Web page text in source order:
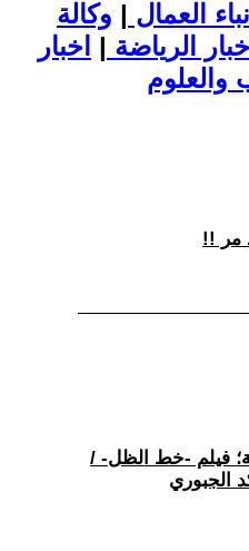
العمال | وكالة
اخبار الرياضة | اخبار
فيلم -خط الظل- /
الجبوري